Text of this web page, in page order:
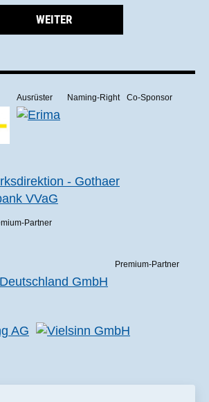
WEITER
Ausrüster Naming-Right Co-Sponsor
Partner
Premium-Partner